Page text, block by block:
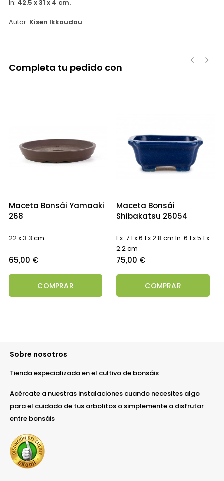
In: 42.5 x 31 x 4 cm.
Autor: Kisen Ikkoudou
Completa tu pedido con
Maceta Bonsái Yamaaki
268
22 x 3.3 cm
Precio
65,00 €
COMPRAR
Maceta Bonsái
Shibakatsu 26054
Ex: 7.1 x 6.1 x 2.8 cm In: 6.1 x 5.1 x
2.2 cm
Precio
75,00 €
COMPRAR
Sobre nosotros
Tienda especializada en el cultivo de bonsáis
Acércate a nuestras instalaciones cuando necesites algo
para el cuidado de tus arbolitos o simplemente a disfrutar
entre bonsáis